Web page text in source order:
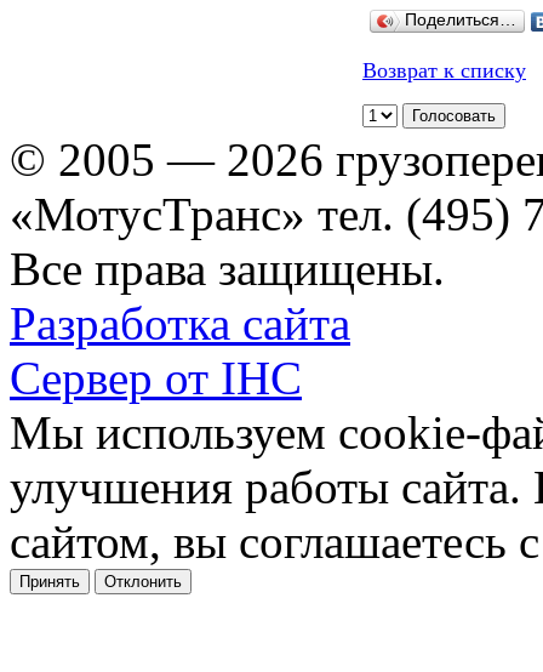
Поделиться…
Возврат к списку
© 2005 — 2026
«МотусТранс» тел. (495)
Все права защищены.
Разработка сайта
Сервер от IHC
Мы используем cookie-
улучшения работы сайта.
сайтом, вы соглашаетесь
Принять Отклонить